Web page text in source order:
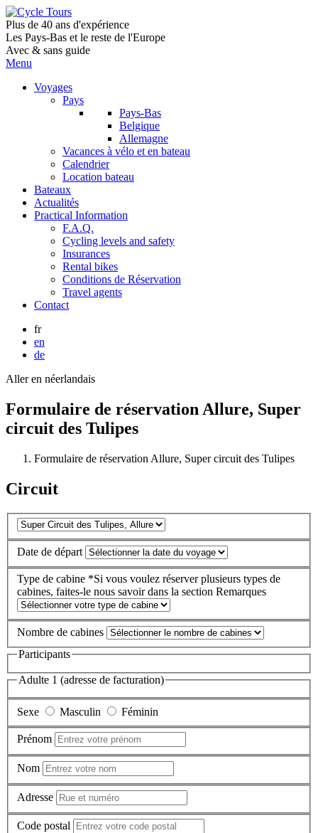
Plus de 40 ans d'expérience
Les Pays-Bas et le reste de l'Europe
Avec & sans guide
Menu
Voyages
Pays
Pays-Bas
Belgique
Allemagne
Vacances à vélo et en bateau
Calendrier
Location bateau
Bateaux
Actualités
Practical Information
F.A.Q.
Cycling levels and safety
Insurances
Rental bikes
Conditions de Réservation
Travel agents
Contact
fr
en
de
Aller en néerlandais
Formulaire de réservation Allure, Super
circuit des Tulipes
Formulaire de réservation Allure, Super circuit des Tulipes
Circuit
Date de départ
Type de cabine *Si vous voulez réserver plusieurs types de
cabines, faites-le nous savoir dans la section Remarques
Nombre de cabines
Participants
Adulte 1 (adresse de facturation)
Sexe Masculin Féminin
Prénom
Nom
Adresse
Code postal